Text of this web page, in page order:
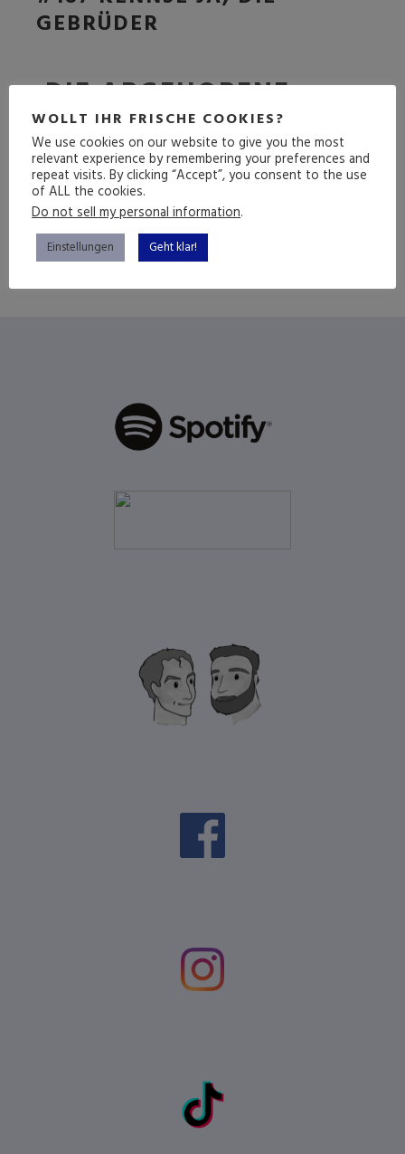
GEBRÜDER
DIE ABGEHOBENE
FOLGE
(mehr …)
WOLLT IHR FRISCHE COOKIES?
We use cookies on our website to give you the most
relevant experience by remembering your preferences and
repeat visits. By clicking “Accept”, you consent to the use
of ALL the cookies.
Do not sell my personal information.
Einstellungen Geht klar!